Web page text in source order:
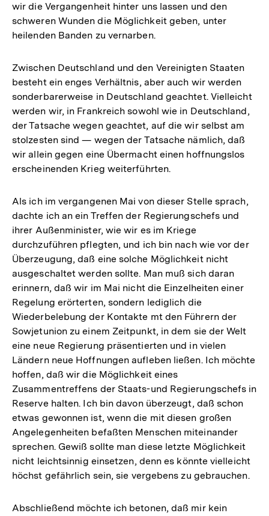
wir die Vergangenheit hinter uns lassen und den
schweren Wunden die Möglichkeit geben, unter
heilenden Banden zu vernarben.
Zwischen Deutschland und den Vereinigten Staaten
besteht ein enges Verhältnis, aber auch wir werden
sonderbarerweise in Deutschland geachtet. Vielleicht
werden wir, in Frankreich sowohl wie in Deutschland,
der Tatsache wegen geachtet, auf die wir selbst am
stolzesten sind — wegen der Tatsache nämlich, daß
wir allein gegen eine Übermacht einen hoffnungslos
erscheinenden Krieg weiterführten.
Als ich im vergangenen Mai von dieser Stelle sprach,
dachte ich an ein Treffen der Regierungschefs und
ihrer Außenminister, wie wir es im Kriege
durchzuführen pflegten, und ich bin nach wie vor der
Überzeugung, daß eine solche Möglichkeit nicht
ausgeschaltet werden sollte. Man muß sich daran
erinnern, daß wir im Mai nicht die Einzelheiten einer
Regelung erörterten, sondern lediglich die
Wiederbelebung der Kontakte mt den Führern der
Sowjetunion zu einem Zeitpunkt, in dem sie der Welt
eine neue Regierung präsentierten und in vielen
Ländern neue Hoffnungen aufleben ließen. Ich möchte
hoffen, daß wir die Möglichkeit eines
Zusammentreffens der Staats-und Regierungschefs in
Reserve halten. Ich bin davon überzeugt, daß schon
etwas gewonnen ist, wenn die mit diesen großen
Angelegenheiten befaßten Menschen miteinander
sprechen. Gewiß sollte man diese letzte Möglichkeit
nicht leichtsinnig einsetzen, denn es könnte vielleicht
höchst gefährlich sein, sie vergebens zu gebrauchen.
Abschließend möchte ich betonen, daß mir kein